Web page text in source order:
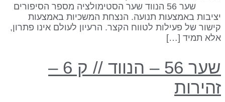
שער 56 הנווד שער הסטימולציה מספר הסיפורים
באמצעות תנועה. הנצחת המשכיות באמצעות
של פעילות לטווח הקצר. הרעיון לעולם אינו פתרון,
תמיד […]
שער 56 – הנווד // ק 6 –